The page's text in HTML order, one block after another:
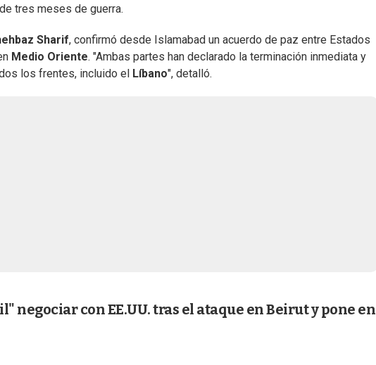
tres meses de guerra.
Sharif, confirmó desde Islamabad un acuerdo de paz entre Estados
Medio Oriente. "Ambas partes han declarado la terminación inmediata y
los frentes, incluido el
Líbano", detalló.
negociar con EE.UU. tras el ataque en Beirut y pone en